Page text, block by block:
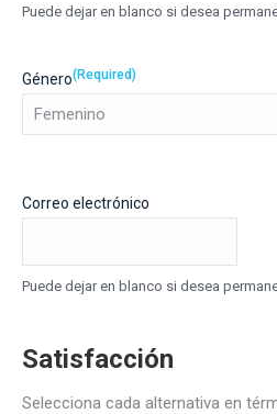
Puede dejar en blanco si desea
Género(Required)
Correo electrónico
Puede dejar en blanco si desea
Satisfacción
Selecciona cada alternativa en